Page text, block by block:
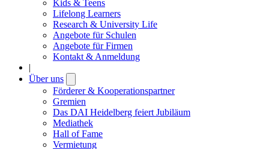
Kids & Teens
Lifelong Learners
Research & University Life
Angebote für Schulen
Angebote für Firmen
Kontakt & Anmeldung
|
Über uns
submenu
Förderer & Kooperationspartner
Gremien
Das DAI Heidelberg feiert Jubiläum
Mediathek
Hall of Fame
Vermietung